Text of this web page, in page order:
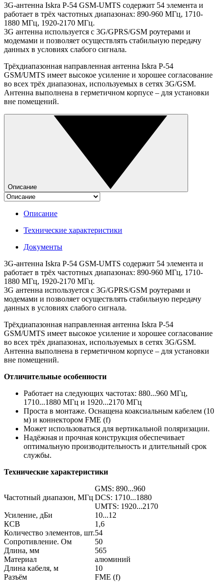
3G-антенна Iskra P-54 GSM-UMTS содержит 54 элемента и
работает в трёх частотных диапазонах: 890-960 МГц, 1710-
1880 МГц, 1920-2170 МГц.
3G антенна используется с 3G/GPRS/GSM роутерами и
модемами и позволяет осуществлять стабильную передачу
данных в условиях слабого сигнала.
Трёхдиапазонная направленная антенна Iskra P-54
GSM/UMTS имеет высокое усиление и хорошее согласование
во всех трёх диапазонах, используемых в сетях 3G/GSM.
Антенна выполнена в герметичном корпусе – для установки
вне помещений.
Описание
Описание
Технические характеристики
Документы
3G-антенна Iskra P-54 GSM-UMTS содержит 54 элемента и
работает в трёх частотных диапазонах: 890-960 МГц, 1710-
1880 МГц, 1920-2170 МГц.
3G антенна используется с 3G/GPRS/GSM роутерами и
модемами и позволяет осуществлять стабильную передачу
данных в условиях слабого сигнала.
Трёхдиапазонная направленная антенна Iskra P-54
GSM/UMTS имеет высокое усиление и хорошее согласование
во всех трёх диапазонах, используемых в сетях 3G/GSM.
Антенна выполнена в герметичном корпусе – для установки
вне помещений.
Отличительные особенности
Работает на следующих частотах: 880...960 МГц,
1710...1880 МГц и 1920...2170 МГц
Проста в монтаже. Оснащена коаксиальным кабелем (10
м) и коннектором FME (f)
Может использоваться для вертикальной поляризации.
Надёжная и прочная конструкция обеспечивает
оптимальную производительность и длительный срок
службы.
Технические характеристики
Частотный диапазон, МГц
GMS: 890...960
DCS: 1710...1880
UMTS: 1920...2170
Усиление, дБи
10...12
КСВ
1,6
Количество элементов, шт.54
Сопротивление. Ом
50
Длина, мм
565
Материал
алюминий
Длина кабеля, м
10
Разъём
FME (f)